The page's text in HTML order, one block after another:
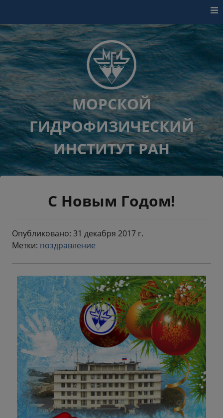
МОРСКОЙ
ГИДРОФИЗИЧЕСКИЙ
ИНСТИТУТ РАН
С Новым Годом!
Опубликовано: 31 декабря 2017 г.
Метки: поздравление